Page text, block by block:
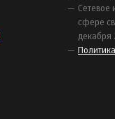
Сетевое
сфере
декабря